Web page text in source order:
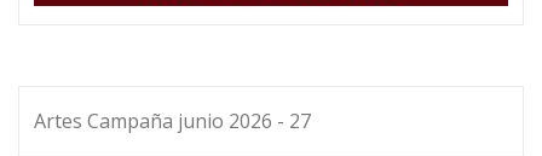
Artes Campaña junio 2026 - 27